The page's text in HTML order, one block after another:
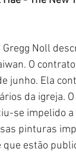
Gregg Noll
O
junho. Ela
da igreja.
se impelido
pinturas
estão